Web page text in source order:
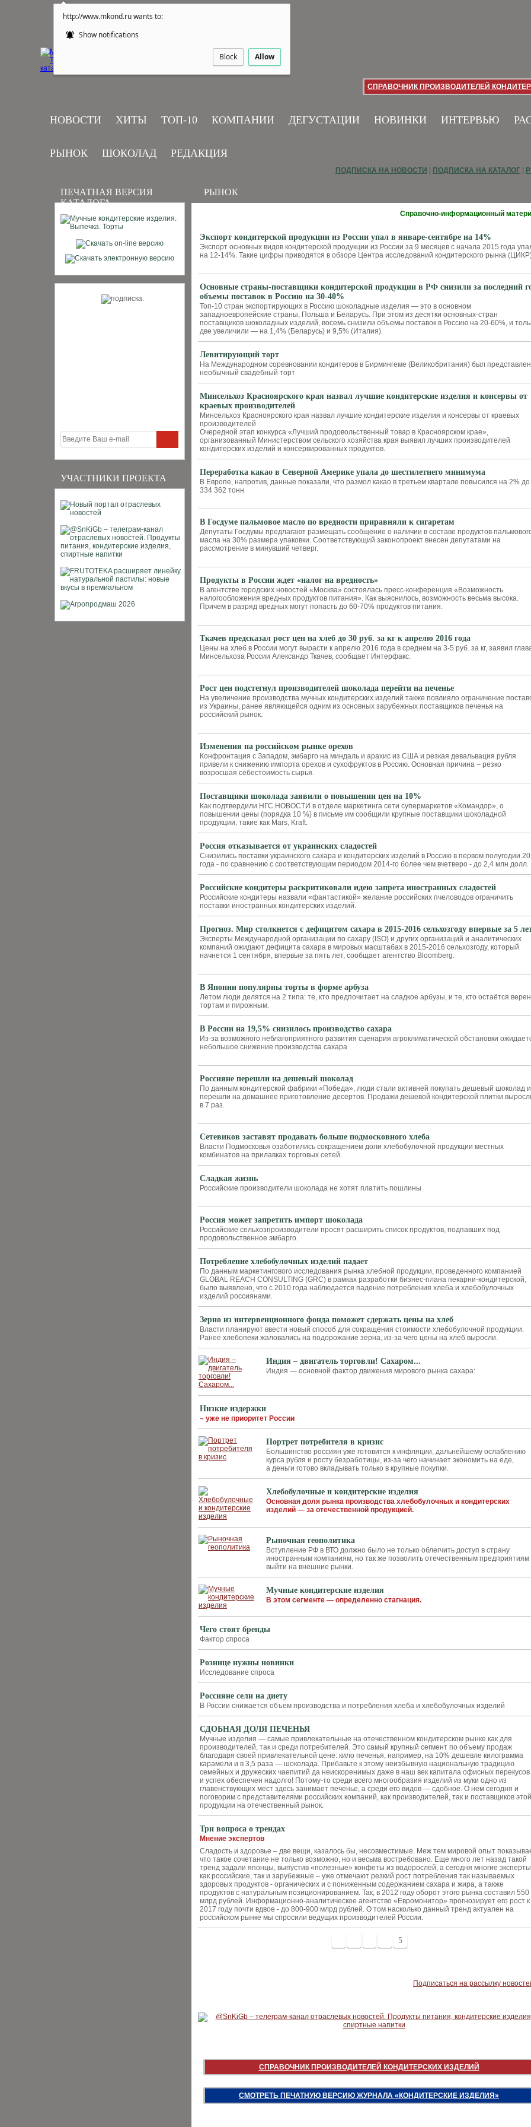
http://www.mkond.ru wants to:
Show notifications
Block Allow
СПРАВОЧНИК ПРОИЗВОДИТЕЛЕЙ
НОВОСТИ ХИТЫ ТОП-10 КОМПАНИИ ДЕГУСТАЦИИ НОВИНКИ ИНТЕРВЬЮ
РЫНОК ШОКОЛАД РЕДАКЦИЯ
ПЕЧАТНАЯ ВЕРСИЯ
КАТАЛОГА
УЧАСТНИКИ ПРОЕКТА
ПОДПИСКА НА НОВОСТИ ПОДПИСКА НА КАТАЛОГ
РЫНОК
Справочно-информационный
Экспорт кондитерской продукции из России упал в январе-сентябре на 14%
Экспорт основных видов кондитерской продукции из России за 9 месяцев с начала 2015 года
на 12-14%. Такие цифры приводятся в обзоре Центра исследований кондитерского рынка
Основные страны-поставщики кондитерской продукции в РФ снизили за последний
объемы поставок в Россию на 30-40%
Топ-10 стран экспортирующих в Россию шоколадные изделия — это в основном
западноевропейские страны, Польша и Беларусь. При этом из десятки основных-стран
поставщиков шоколадных изделий, восемь снизили объемы поставок в Россию на 20-60%, и
две увеличили — на 1,4% (Беларусь) и 9,5% (Италия).
Левитирующий торт
На Международном соревновании кондитеров в Бирмингеме (Великобритания) был представлен
необычный свадебный торт
Минсельхоз Красноярского края назвал лучшие кондитерские изделия и консервы от
краевых производителей
Минсельхоз Красноярского края назвал лучшие кондитерские изделия и консервы от краевых
производителей
Очередной этап конкурса «Лучший продовольственный товар в Красноярском крае»,
организованный Министерством сельского хозяйства края выявил лучших производителей
кондитерских изделий и консервированных продуктов.
Переработка какао в Северной Америке упала до шестилетнего минимума
В Европе, напротив, данные показали, что размол какао в третьем квартале повысился на 2% до
334 362 тонн
В Госдуме пальмовое масло по вредности приравняли к сигаретам
Депутаты Госдумы предлагают размещать сообщение о наличии в составе продуктов
масла на 30% размера упаковки. Соответствующий законопроект внесен депутатами на
рассмотрение в минувший четверг.
Продукты в России ждет «налог на вредность»
В агентстве городских новостей «Москва» состоялась пресс-конференция «Возможность
налогообложения вредных продуктов питания». Как выяснилось, возможность весьма высока.
Причем в разряд вредных могут попасть до 60-70% продуктов питания.
Ткачев предсказал рост цен на хлеб до 30 руб. за кг к апрелю 2016 года
Цены на хлеб в России могут вырасти к апрелю 2016 года в среднем на 3-5 руб. за кг, заявил
Минсельхоза России Александр Ткачев, сообщает Интерфакс.
Рост цен подстегнул производителей шоколада перейти на печенье
На увеличение производства мучных кондитерских изделий также повлияло ограничение
из Украины, ранее являющейся одним из основных зарубежных поставщиков печенья на
российский рынок.
Изменения на российском рынке орехов
Конфронтация с Западом, эмбарго на миндаль и арахис из США и резкая девальвация рубля
привели к снижению импорта орехов и сухофруктов в Россию. Основная причина – резко
возросшая себестоимость сырья.
Поставщики шоколада заявили о повышении цен на 10%
Как подтвердили НГС.НОВОСТИ в отделе маркетинга сети супермаркетов «Командор», о
повышении цены (порядка 10 %) в письме им сообщили крупные поставщики шоколадной
продукции, такие как Mars, Kraft.
Россия отказывается от украинских сладостей
Снизились поставки украинского сахара и кондитерских изделий в Россию в первом полугодии
года - по сравнению с соответствующим периодом 2014-го более чем вчетверо - до 2,4 млн долл.
Российские кондитеры раскритиковали идею запрета иностранных сладостей
Российские кондитеры назвали «фантастикой» желание российских пчеловодов ограничить
поставки иностранных кондитерских изделий.
Прогноз. Мир столкнется с дефицитом сахара в 2015-2016 сельхозгоду впервые за 5
Эксперты Международной организации по сахару (ISO) и других организаций и аналитических
компаний ожидают дефицита сахара в мировых масштабах в 2015-2016 сельхозгоду, который
начнется 1 сентября, впервые за пять лет, сообщает агентство Bloomberg.
В Японии популярны торты в форме арбуза
Летом люди делятся на 2 типа: те, кто предпочитает на сладкое арбузы, и те, кто остаётся верен
тортам и пирожным.
В России на 19,5% снизилось производство сахара
Из-за возможного неблагоприятного развития сценария агроклиматической обстановки
небольшое снижение производства сахара
Россияне перешли на дешевый шоколад
По данным кондитерской фабрики «Победа», люди стали активней покупать дешевый шоколад и
перешли на домашнее приготовление десертов. Продажи дешевой кондитерской плитки
в 7 раз.
Сетевиков заставят продавать больше подмосковного хлеба
Власти Подмосковья озаботились сокращением доли хлебобулочной продукции местных
комбинатов на прилавках торговых сетей.
Сладкая жизнь
Российские производители шоколада не хотят платить пошлины
Россия может запретить импорт шоколада
Российские сельхозпроизводители просят расширить список продуктов, подпавших под
продовольственное эмбарго.
Потребление хлебобулочных изделий падает
По данным маркетингового исследования рынка хлебной продукции, проведенного компанией
GLOBAL REACH CONSULTING (GRC) в рамках разработки бизнес-плана пекарни-кондитерской,
было выявлено, что с 2010 года наблюдается падение потребления хлеба и хлебобулочных
изделий россиянами.
Зерно из интервенционного фонда поможет сдержать цены на хлеб
Власти планируют ввести новый способ для сокращения стоимости хлебобулочной продукции.
Ранее хлебопеки жаловались на подорожание зерна, из-за чего цены на хлеб выросли.
Индия – двигатель торговли! Сахаром...
Индия — основной фактор движения мирового рынка сахара:
Низкие издержки
– уже не приоритет России
Портрет потребителя в кризис
Большинство россиян уже готовится к инфляции, дальнейшему ослаблению
курса рубля и росту безработицы, из-за чего начинает экономить на еде,
а деньги готово вкладывать только в крупные покупки.
Хлебобулочные и кондитерские изделия
Основная доля рынка производства хлебобулочных и кондитерских
изделий — за отечественной продукцией.
Рыночная геополитика
Вступление РФ в ВТО должно было не только облегчить доступ в страну
иностранным компаниям, но так же позволить отечественным предприятиям
выйти на внешние рынки.
Мучные кондитерские изделия
В этом сегменте — определенно стагнация.
Чего стоят бренды
Фактор спроса
Рознице нужны новинки
Исследование спроса
Россияне сели на диету
В России снижается объем производства и потребления хлеба и хлебобулочных изделий
СДОБНАЯ ДОЛЯ ПЕЧЕНЬЯ
Мучные изделия — самые привлекательные на отечественном кондитерском рынке как для
производителей, так и среди потребителей. Это самый крупный сегмент по объему продаж
благодаря своей привлекательной цене: кило печенья, например, на 10% дешевле килограмма
карамели и в 3,5 раза — шоколада. Прибавьте к этому неизбывную национальную традицию
семейных и дружеских чаепитий да неискоренимых даже в наш век капитала офисных
и успех обеспечен надолго! Потому-то среди всего многообразия изделий из муки одно из
главенствующих мест здесь занимает печенье, а среди его видов — сдобное. О нем сегодня и
поговорим с представителями российских компаний, как производителей, так и поставщиков этой
продукции на отечественный рынок.
Три вопроса о трендах
Мнение экспертов
Сладость и здоровье – две вещи, казалось бы, несовместимые. Меж тем мировой опыт
что такое сочетание не только возможно, но и весьма востребовано. Еще много лет назад такой
тренд задали японцы, выпустив «полезные» конфеты из водорослей, а сегодня многие
как российские, так и зарубежные – уже отмечают резкий рост потребления так называемых
здоровых продуктов - органических и с пониженным содержанием сахара и жира, а также
продуктов с натуральным позиционированием. Так, в 2012 году оборот этого рынка составил 550
млрд рублей. Информационно-аналитическое агентство «Евромонитор» прогнозирует его рост к
2017 году почти вдвое - до 800-900 млрд рублей. О том насколько данный тренд актуален на
российском рынке мы спросили ведущих производителей России.
5
Подписаться на рассылку
СПРАВОЧНИК ПРОИЗВОДИТЕЛЕЙ КОНДИТЕРСКИХ ИЗДЕЛИЙ
СМОТРЕТЬ ПЕЧАТНУЮ ВЕРСИЮ ЖУРНАЛА «КОНДИТЕРСКИЕ ИЗДЕЛИЯ»